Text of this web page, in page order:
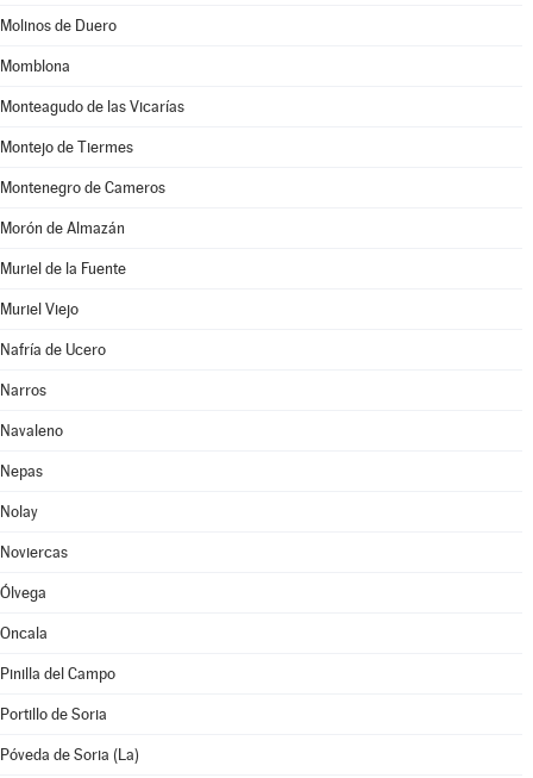
Molinos de Duero
Momblona
Monteagudo de las Vicarías
Montejo de Tiermes
Montenegro de Cameros
Morón de Almazán
Muriel de la Fuente
Muriel Viejo
Nafría de Ucero
Narros
Navaleno
Nepas
Nolay
Noviercas
Ólvega
Oncala
Pinilla del Campo
Portillo de Soria
Póveda de Soria (La)